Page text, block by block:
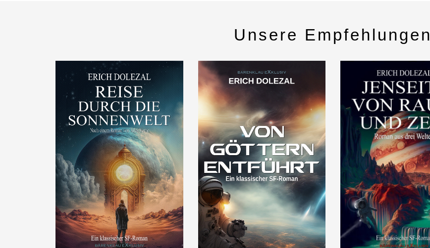
Unsere Empfehlungen